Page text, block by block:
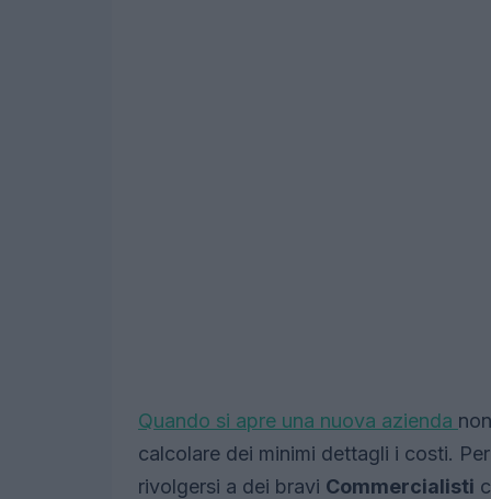
Quando si apre una nuova azienda
calcolare dei minimi dettagli i costi.
rivolgersi a dei bravi Commercialisti